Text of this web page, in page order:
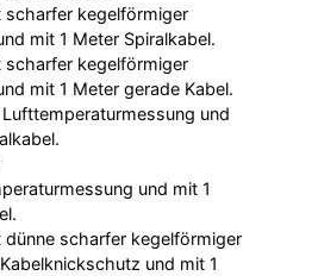
scharfer kegelförmiger
mit 1 Meter Spiralkabel.
scharfer kegelförmiger
mit 1 Meter gerade Kabel.
und
und mit 1
dünne scharfer kegelförmiger
und mit 1